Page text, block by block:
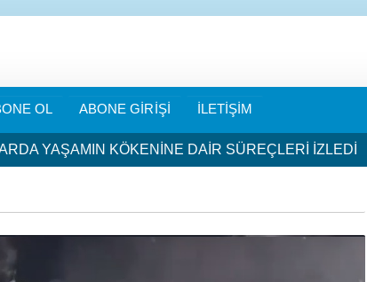
OL ABONE GİRİŞİ İLETİŞİM
YAŞAMIN KÖKENİNE DAİR SÜREÇLERİ İZLEDİ